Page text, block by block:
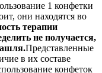
1 конфетки
они находятся во
терапии
не получается,
Представленные
в их составе
конфеток